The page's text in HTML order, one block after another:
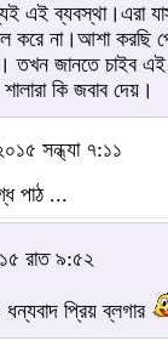
এই ব্যবস্থা।এরা
করে না।আশা করছি
তখন জানতে চাইব
কি জবাব দেয়।
সন্ধ্যা ৭:১১
পাঠ ...
রাত ৯:৫২
প্রিয় ব্লগার